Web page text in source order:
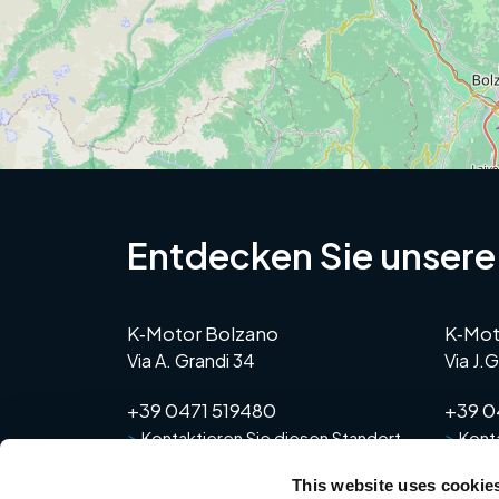
This website uses
Entdecken Sie
K‑Motor Bolzano
Via A. Grandi 34
+39 0471 519480
>Kontaktieren Sie diesen Standort
Via
+39
>